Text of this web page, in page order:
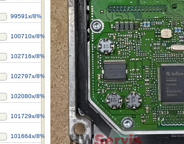
99591x/8%
100710x/8%
102716x/8%
102797x/8%
102080x/8%
101729x/8%
101664x/8%